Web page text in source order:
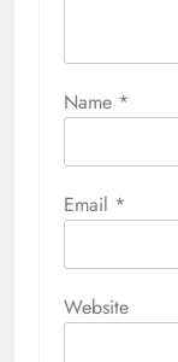
Name *
Email *
Website